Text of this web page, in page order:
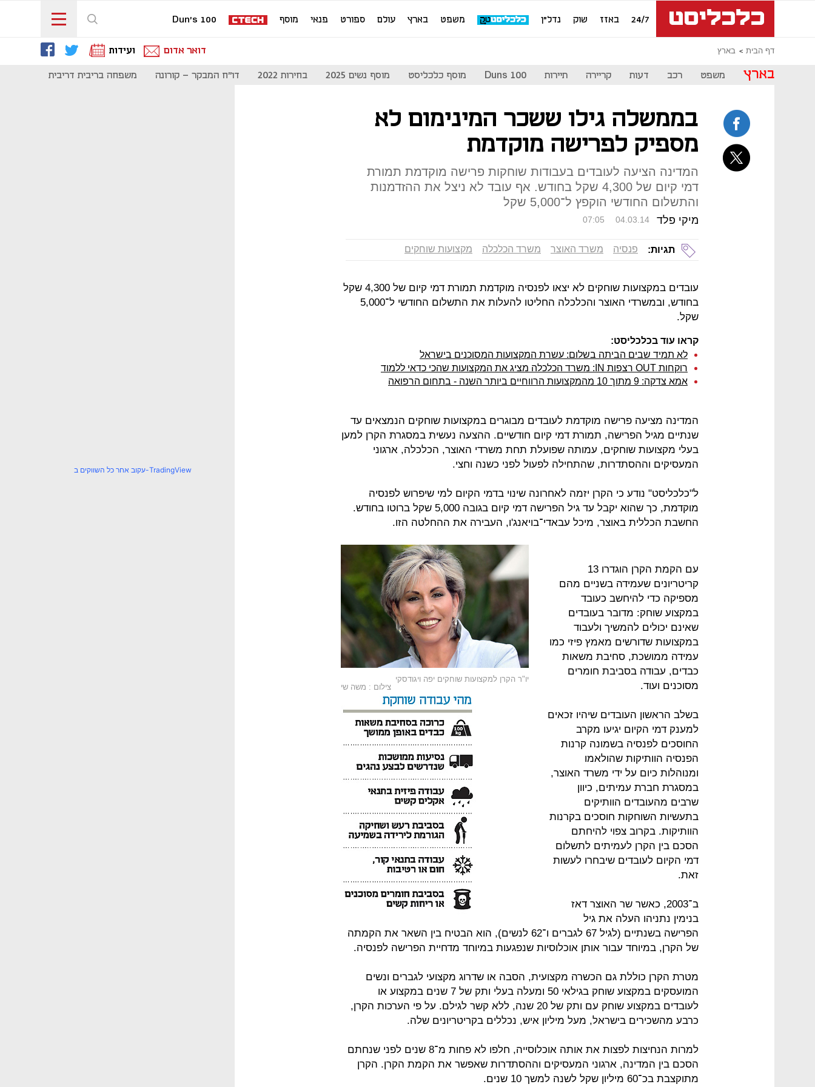
24/7 באזז שוק נדל"ן משפט בארץ עולם ספורט פנאי מוסף Dun's 100
דף הבית בארץ דואר אדום ועידות
בארץ משפט רכב דעות קריירה תיירות Duns 100 מוסף כלכליסט מוסף נשים 2025 בחירות 2022 דו"ח המבקר - קורונה משפחה בריבית דריבית
בממשלה גילו ששכר המינימום לא
מספיק לפרישה מוקדמת
המדינה הציעה לעובדים בעבודות שוחקות פרישה מוקדמת תמורת
דמי קיום של 4,300 שקל בחודש. אף עובד לא ניצל את ההזדמנות
והתשלום החודשי הוקפץ ל־5,000 שקל
מיקי פלד 07:05 04.03.14
תגיות: פנסיה משרד האוצר משרד הכלכלה מקצועות שוחקים
עובדים במקצועות שוחקים לא יצאו לפנסיה מוקדמת תמורת דמי קיום של 4,300 שקל
בחודש, ובמשרדי האוצר והכלכלה החליטו להעלות את התשלום החודשי ל־5,000
שקל.
קראו עוד בכלכליסט:
לא תמיד שבים הביתה בשלום: עשרת המקצועות המסוכנים בישראל
רוקחות OUT רצפות IN: משרד הכלכלה מציג את המקצועות שהכי כדאי ללמוד
אמא צדקה: 9 מתוך 10 מהמקצועות הרווחיים ביותר השנה - בתחום הרפואה
המדינה מציעה פרישה מוקדמת לעובדים מבוגרים במקצועות שוחקים הנמצאים עד
שנתיים מגיל הפרישה, תמורת דמי קיום חודשיים. ההצעה נעשית במסגרת הקרן למען
בעלי מקצועות שוחקים, עמותה שפועלת תחת משרדי האוצר, הכלכלה, ארגוני
המעסיקים וההסתדרות, שהתחילה לפעול לפני כשנה וחצי.
ל"כלכליסט" נודע כי הקרן יזמה לאחרונה שינוי בדמי הקיום למי שיפרוש לפנסיה
מוקדמת, כך שהוא יקבל עד גיל הפרישה דמי קיום בגובה 5,000 שקל ברוטו בחודש.
החשבת הכללית באוצר, מיכל עבאדי־בויאנג'ו, העבירה את ההחלטה הזו.
יו"ר הקרן למקצועות שוחקים יפה ויגודסקי
צילום : משה שי
עם הקמת הקרן הוגדרו 13
קריטריונים שעמידה בשניים מהם
מספיקה כדי להיחשב כעובד
במקצוע שוחק: מדובר בעובדים
שאינם יכולים להמשיך ולעבוד
במקצועות שדורשים מאמץ פיזי כמו
עמידה ממושכת, סחיבת משאות
כבדים, עבודה בסביבת חומרים
מסוכנים ועוד.
בשלב הראשון העובדים שיהיו זכאים
למענק דמי הקיום יגיעו מקרב
החוסכים לפנסיה בשמונה קרנות
הפנסיה הוותיקות שהולאמו
ומנוהלות כיום על ידי משרד האוצר,
במסגרת חברת עמיתים, כיוון
שרבים מהעובדים הוותיקים
בתעשיות השוחקות חוסכים בקרנות
הוותיקות. בקרוב צפוי להיחתם
הסכם בין הקרן לעמיתים לתשלום
דמי הקיום לעובדים שיבחרו לעשות
זאת.
ב־2003, כאשר שר האוצר דאז
בנימין נתניהו העלה את גיל
הפרישה בשנתיים (לגיל 67 לגברים ו־62 לנשים), הוא הבטיח בין השאר את הקמתה
של הקרן, במיוחד עבור אותן אוכלוסיות שנפגעות במיוחד מדחיית הפרישה לפנסיה.
מטרת הקרן כוללת גם הכשרה מקצועית, הסבה או שדרוג מקצועי לגברים ונשים
המועסקים במקצוע שוחק בגילאי 50 ומעלה בעלי ותק של 7 שנים במקצוע או
לעובדים במקצוע שוחק עם ותק של 20 שנה, ללא קשר לגילם. על פי הערכות הקרן,
כרבע מהשכירים בישראל, מעל מיליון איש, נכללים בקריטריונים שלה.
למרות הנחיצות לפצות את אותה אוכלוסייה, חלפו לא פחות מ־8 שנים לפני שנחתם
הסכם בין המדינה, ארגוני המעסיקים וההסתדרות שאפשר את הקמת הקרן. הקרן
מתוקצבת בכ־60 מיליון שקל לשנה למשך 10 שנים.
עקוב אחר כל השווקים ב-TradingView